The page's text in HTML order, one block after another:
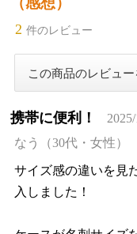
2 件のレビュー
携帯に便利！
なう（30代・女性）
サイズ感の違いを見
入しました！